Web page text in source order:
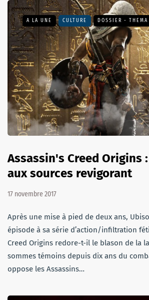
A LA UNE CULTURE DOSSIER - THEMA
Assassin's Creed Origins
aux sources revigorant
17 novembre 2017
Après une mise à pied de deux ans,
épisode à sa série d’action/infiltration
Creed Origins redore-t-il le blason de la
sommes témoins depuis dix ans du
oppose les Assassins…